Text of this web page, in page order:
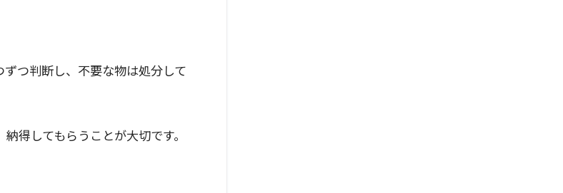
ずつ判断し、不要な物は処分して
得してもらうことが大切です。